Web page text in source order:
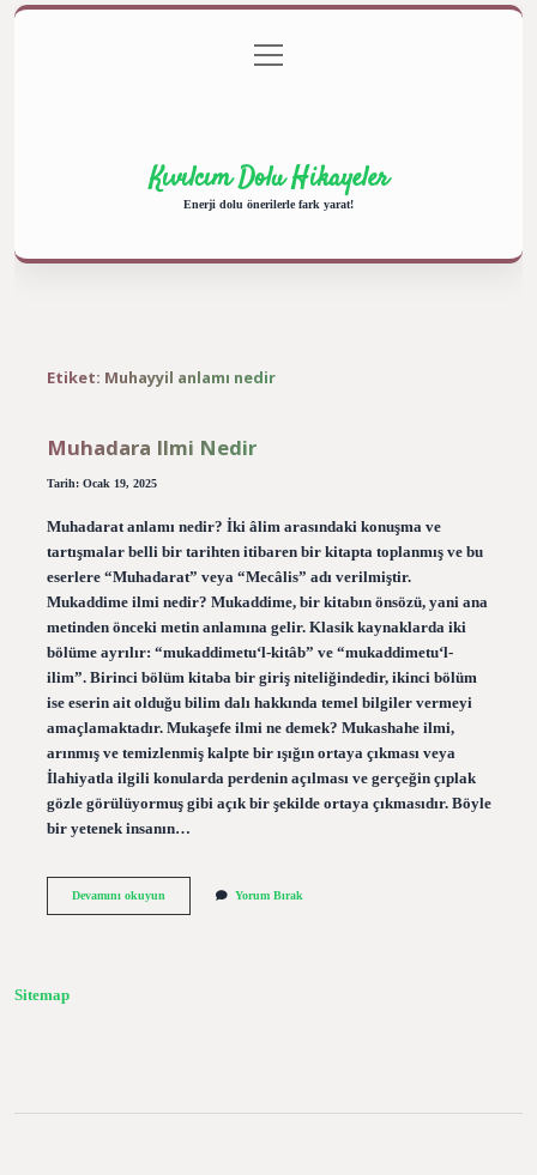
Gizlilik Politikası
menüyü
aç
Kıvılcım Dolu Hikayeler
Enerji dolu önerilerle fark yarat!
Etiket: Muhayyil anlamı nedir
Muhadara Ilmi Nedir
Tarih: Ocak 19, 2025
Muhadarat anlamı nedir? İki âlim arasındaki konuşma ve
tartışmalar belli bir tarihten itibaren bir kitapta toplanmış ve bu
eserlere “Muhadarat” veya “Mecâlis” adı verilmiştir.
Mukaddime ilmi nedir? Mukaddime, bir kitabın önsözü, yani ana
metinden önceki metin anlamına gelir. Klasik kaynaklarda iki
bölüme ayrılır: “mukaddimetu‘l-kitâb” ve “mukaddimetu‘l-
ilim”. Birinci bölüm kitaba bir giriş niteliğindedir, ikinci bölüm
ise eserin ait olduğu bilim dalı hakkında temel bilgiler vermeyi
amaçlamaktadır. Mukaşefe ilmi ne demek? Mukashahe ilmi,
arınmış ve temizlenmiş kalpte bir ışığın ortaya çıkması veya
İlahiyatla ilgili konularda perdenin açılması ve gerçeğin çıplak
gözle görülüyormuş gibi açık bir şekilde ortaya çıkmasıdır. Böyle
bir yetenek insanın…
Devamını okuyunMuhadara
Yorum Bırak
Sitemap